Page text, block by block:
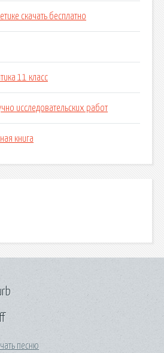
скачать бесплатно
11 класс
исследовательских работ
книга
песню